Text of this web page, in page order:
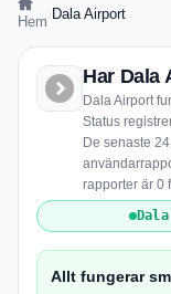
Hem Dala Airport
Har Dala
Dala Airport
Status
De senaste
rapporter är 0
Allt fungerar